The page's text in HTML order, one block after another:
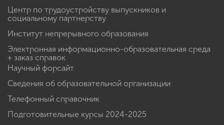
Центр по трудоустройству выпускников и
социальному партнерству
Институт непрерывного образования
Электронная информационно-образовательная среда
+ заказ справок
Научный форсайт
Сведения об образовательной организации
Телефонный справочник
Подготовительные курсы 2024-2025